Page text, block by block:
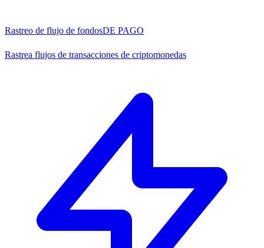
Rastreo de flujo de fondosDE PAGO
Rastrea flujos de transacciones de criptomonedas